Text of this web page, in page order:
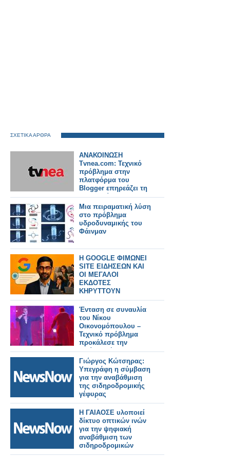
ΣΧΕΤΙΚΑ ΑΡΘΡΑ
ΑΝΑΚΟΙΝΩΣΗ
Tvnea.com: Τεχνικό
πρόβλημα στην
πλατφόρμα του
Blogger επηρεάζει τη
λειτουργία της
ιστοσελίδας
Μια πειραματική λύση
στο πρόβλημα
υδροδυναμικής του
Φάινμαν
H GOOGLE ΦΙΜΩΝΕΙ
SITE ΕΙΔΗΣΕΩΝ ΚΑΙ
ΟΙ ΜΕΓΑΛΟΙ
ΕΚΔΟΤΕΣ
ΚΗΡΥΤΤΟΥΝ
ΠΟΛΕΜΟ
Ένταση σε συναυλία
του Νίκου
Οικονομόπουλου –
Τεχνικό πρόβλημα
προκάλεσε την
αντίδρασή του
Γιώργος Κώτσηρας:
Υπεγράφη η σύμβαση
για την αναβάθμιση
της σιδηροδρομικής
γέφυρας
Πουλόπουλου στα
Πετράλωνα.
Η ΓΑΙΑΟΣΕ υλοποιεί
δίκτυο οπτικών ινών
για την ψηφιακή
αναβάθμιση των
σιδηροδρομικών
υποδομών.